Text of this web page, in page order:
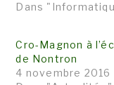
Dans
Cro-Magnon à
de Nontron
4 novembre 2016